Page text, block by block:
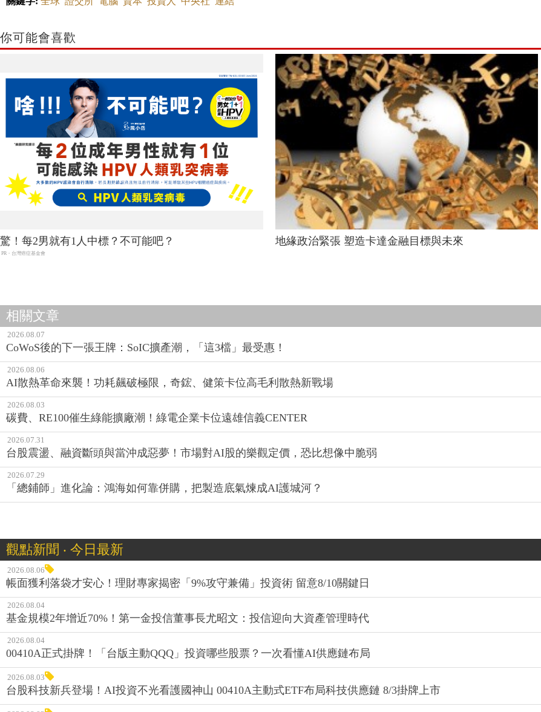
你可能會喜歡
驚！每2男就有1人中標？不可能吧？
PR・台灣癌症基金會
地緣政治緊張 塑造卡達金融目標與未來
相關文章
2026.08.07
CoWoS後的下一張王牌：SoIC擴產潮，「這3檔」最受惠！
2026.08.06
AI散熱革命來襲！功耗飆破極限，奇鋐、健策卡位高毛利散熱新戰場
2026.08.03
碳費、RE100催生綠能擴廠潮！綠電企業卡位遠雄信義CENTER
2026.07.31
台股震盪、融資斷頭與當沖成惡夢！市場對AI股的樂觀定價，恐比想像中脆弱
2026.07.29
「總鋪師」進化論：鴻海如何靠併購，把製造底氣煉成AI護城河？
觀點新聞 ‧ 今日最新
2026.08.06
帳面獲利落袋才安心！理財專家揭密「9%攻守兼備」投資術 留意8/10關鍵日
2026.08.04
基金規模2年增近70%！第一金投信董事長尤昭文：投信迎向大資產管理時代
2026.08.04
00410A正式掛牌！「台版主動QQQ」投資哪些股票？一次看懂AI供應鏈布局
2026.08.03
台股科技新兵登場！AI投資不光看護國神山 00410A主動式ETF布局科技供應鏈 8/3掛牌上市